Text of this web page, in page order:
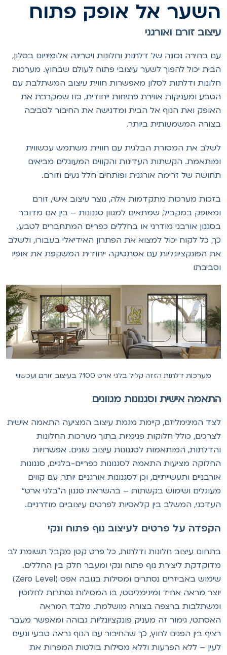
אל אופק פתוח
זורם ואורגני
בחירה נכונה של דלתות וחלונות ויטרינה אלומיניום בסלון,
יכול להפוך לשער עיצובי פתוח לעולם שבחוץ. מערכות
ודלתות לסלון מאפשרות חווית עיצוב המשתלבת עם
ומעניקות אווירת פתיחות ייחודית, כזו שמקרבת את
ואת הנוף אל הבית ומדגישה את החיבור לסביבה
המשמעותית ביותר.
את המסורת הבלגית עם חוויית משתמש עכשווית
הקשתות העדינות והקווים המעוגלים מביאים
של זרימה אורגנית ופותחים חלל נעים וזורם.
מערכות מתקדמות אלה, נוצר עיצוב אישי, זורם
במקביל, שמתאים למגוון סגנונות – בין אם מדובר
אורבני מודרני או בחללים כפריים המתחברים לטבע.
כל לקוח יכול למצוא את הפתרון האידיאלי בעבורו, ולשלב
הפונקציונליות עם אסתטיקה ייחודית המשקפת את אופיו
מערכות דלתות הזזה קליל בלגי ארט 7100 בעיצוב זורם ועכשווי
אישית וסגנונות מגוונים
המינימליזם, קיימת מגמת עיצוב המציעה התאמה אישית
כולל חלוקות פנימיות בתוך מערכות החלונות
המותאמות לסגנונות עיצוב שונים. אפשרויות
מציעות התאמה לסגנונות כפריים-בלגיים, סגנונות
ותעשייתיים, וכן לסגנונות אורגניים יותר, עם קווים
ושימוש בקשתות – בהשראת סגנון ה"בלגי ארט"
המשלב בין קלאסיות לפרטים עיצוביים מודרניים.
על פרטים לעיצוב נוף פתוח ונקי
עיצוב חלונות ודלתות, כל פרט קטן מקבל תשומת לב
ליצירת נוף פתוח ונקי ומעבר חלק בין החללים.
שימוש באביזרים נסתרים ומסילות בגובה אפס (Zero Level)
מראה אחיד ומינימליסטי, בו המסילות נסתרות לחלוטין
ברצפה בצורה מושלמת. מלבד המראה
גימור זה מעניק פונקציונליות גבוהה ומאפשר מעבר
בין הפנים לחוץ, כך שהחיבור עם הנוף נראה טבעי ונעים
– ללא הפרעות וללא מסילות בולטות המפרות את